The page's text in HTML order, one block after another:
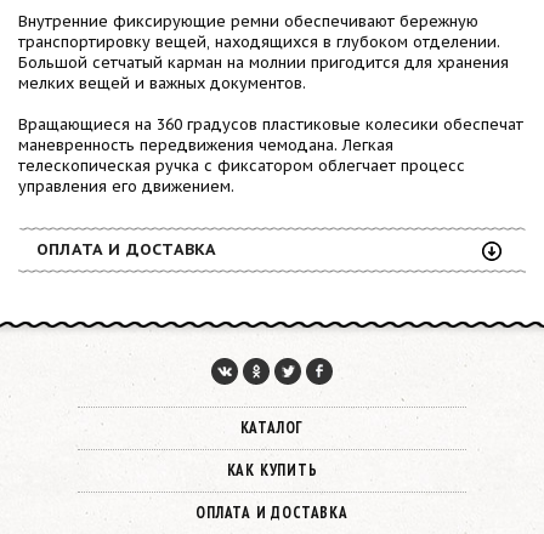
Внутренние фиксирующие ремни обеспечивают бережную
транспортировку вещей, находящихся в глубоком отделении.
Большой сетчатый карман на молнии пригодится для хранения
мелких вещей и важных документов.
Вращающиеся на 360 градусов пластиковые колесики обеспечат
маневренность передвижения чемодана. Легкая
телескопическая ручка с фиксатором облегчает процесс
управления его движением.
ОПЛАТА И ДОСТАВКА
КАТАЛОГ
КАК КУПИТЬ
ОПЛАТА И ДОСТАВКА